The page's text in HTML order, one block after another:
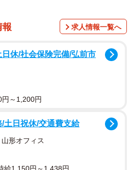
ルちゃんに相談（ウクさん提供）
報 求人情報一覧へ
休/社会保険完備/弘前市
～1,200円
土日祝休/交通費支給
形オフィス